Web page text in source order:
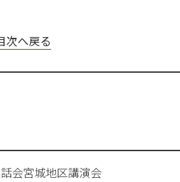
次へ戻る
宮城地区講演会